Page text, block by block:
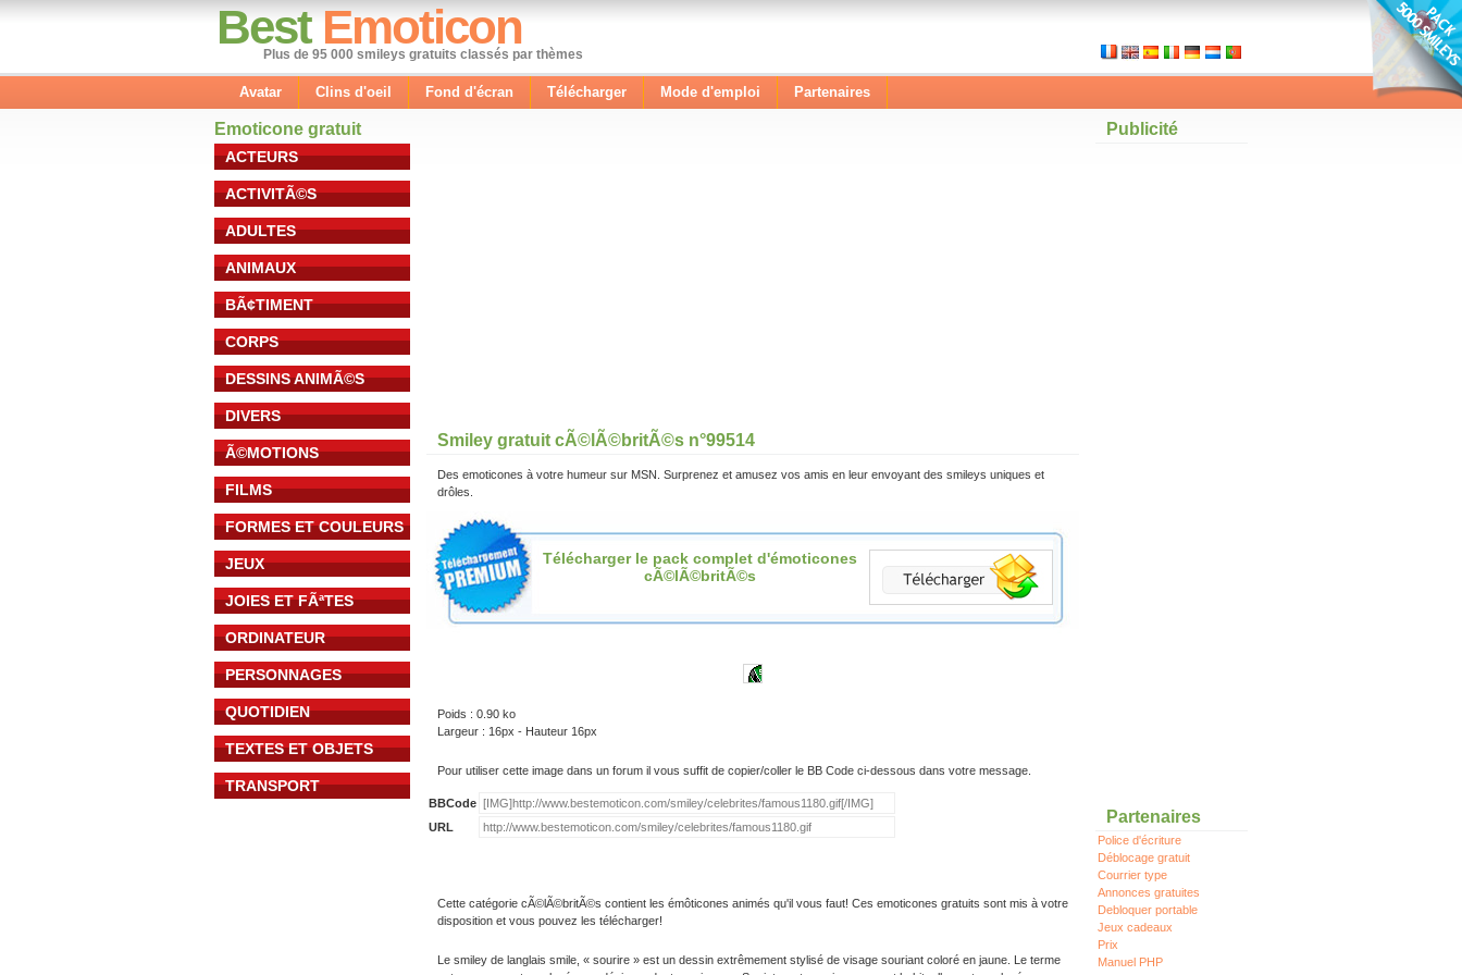
Best Emoticon
Plus de 95 000 smileys gratuits classés par thèmes
Avatar Clins d'oeil Fond d'écran Télécharger Mode d'emploi Partenaires
Emoticone gratuit
ACTEURS
ACTIVITÃ©S
ADULTES
ANIMAUX
BÃ¢TIMENT
CORPS
DESSINS ANIMÃ©S
DIVERS
Ã©MOTIONS
FILMS
FORMES ET COULEURS
JEUX
JOIES ET FÃªTES
ORDINATEUR
PERSONNAGES
QUOTIDIEN
TEXTES ET OBJETS
TRANSPORT
Smiley gratuit cÃ©lÃ©britÃ©s n°99514
Des emoticones à votre humeur sur MSN. Surprenez et amusez vos amis en leur envoyant des smileys uniques et
drôles.
Télécharger le pack complet d'émoticones
cÃ©lÃ©britÃ©s
Poids : 0.90 ko
Largeur : 16px - Hauteur 16px
Pour utiliser cette image dans un forum il vous suffit de copier/coller le BB Code ci-dessous dans votre message.
BBCode
URL
Cette catégorie cÃ©lÃ©britÃ©s contient les émôticones animés qu'il vous faut! Ces emoticones gratuits sont mis à votre
disposition et vous pouvez les télécharger!
Le smiley de langlais smile, « sourire » est un dessin extrêmement stylisé de visage souriant coloré en jaune. Le terme
Publicité
Partenaires
Police d'écriture
Déblocage gratuit
Courrier type
Annonces gratuites
Debloquer portable
Jeux cadeaux
Prix
Manuel PHP